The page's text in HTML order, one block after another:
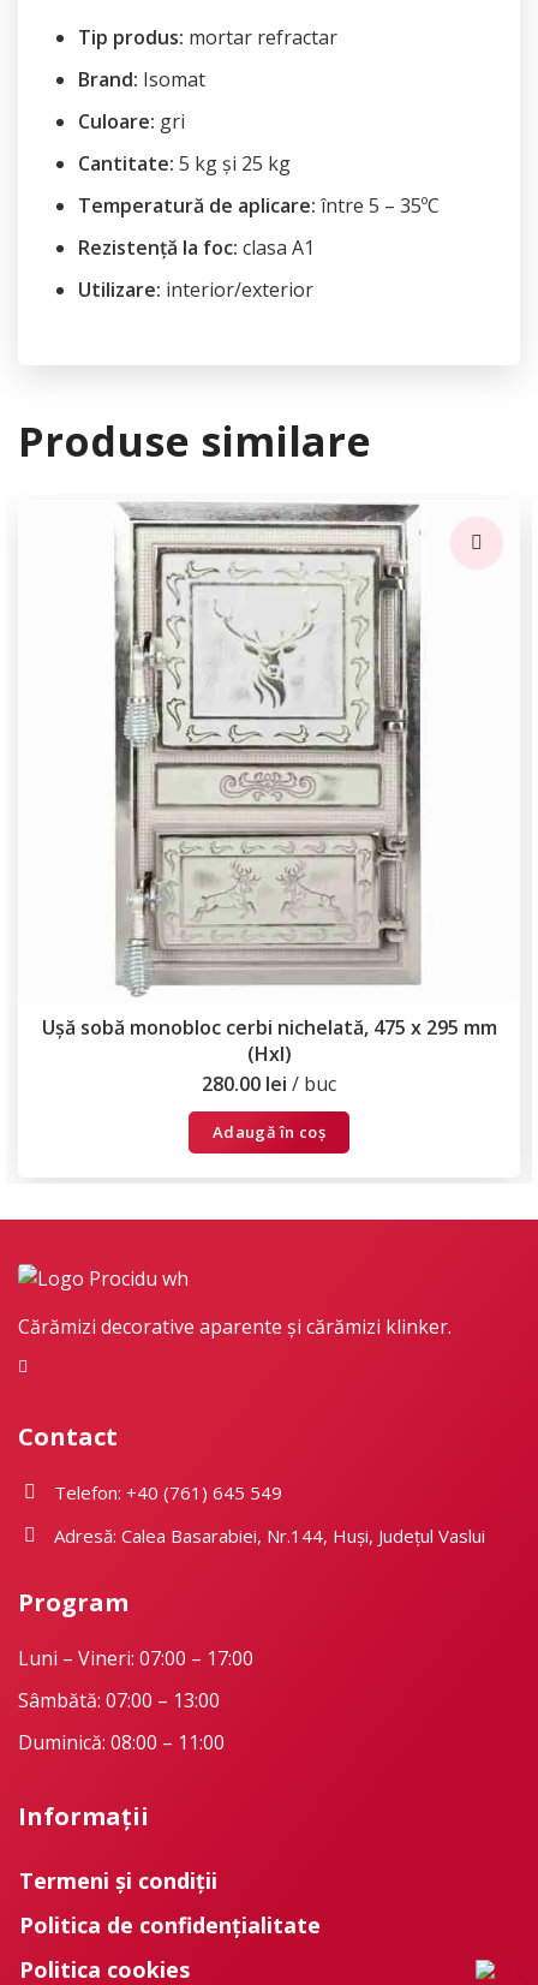
Tip produs: mortar refractar
Brand: Isomat
Culoare: gri
Cantitate: 5 kg și 25 kg
Temperatură de aplicare: între 5 – 35ºC
Rezistență la foc: clasa A1
Utilizare: interior/exterior
Produse similare
Ușă sobă monobloc cerbi nichelată, 475 x 295 mm
(Hxl)
280.00 lei buc
Adaugă în coș
Cărămizi decorative aparente și cărămizi klinker.
Contact
Telefon: +40 (761) 645 549
Adresă: Calea Basarabiei, Nr.144, Huși, Județul Vaslui
Program
Luni – Vineri: 07:00 – 17:00
Sâmbătă: 07:00 – 13:00
Duminică: 08:00 – 11:00
Informații
Termeni și condiții
Politica de confidențialitate
Politica cookies